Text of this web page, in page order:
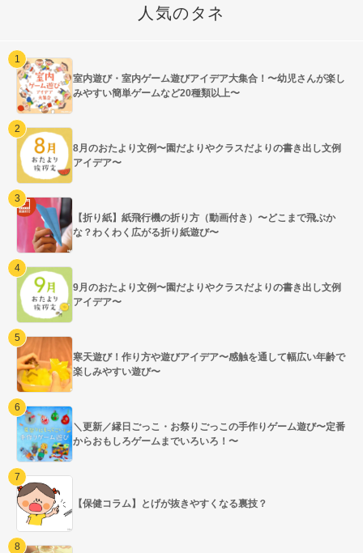
人気のタネ
室内遊び・室内ゲーム遊びアイデア大集合！〜幼児さんが楽し
みやすい簡単ゲームなど20種類以上〜
8月のおたより文例〜園だよりやクラスだよりの書き出し文例
アイデア〜
【折り紙】紙飛行機の折り方（動画付き）〜どこまで飛ぶか
な？わくわく広がる折り紙遊び〜
9月のおたより文例〜園だよりやクラスだよりの書き出し文例
アイデア〜
寒天遊び！作り方や遊びアイデア〜感触を通して幅広い年齢で
楽しみやすい遊び〜
＼更新／縁日ごっこ・お祭りごっこの手作りゲーム遊び〜定番
からおもしろゲームまでいろいろ！〜
【保健コラム】とげが抜きやすくなる裏技？